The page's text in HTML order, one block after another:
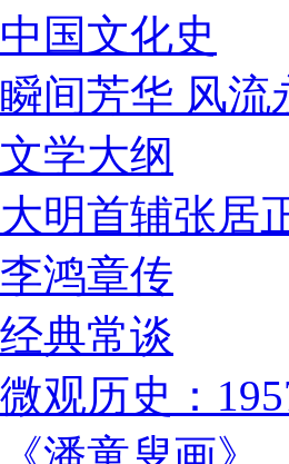
中国文化史
瞬间芳华 风流
文学大纲
大明首辅张居
李鸿章传
经典常谈
微观历史：